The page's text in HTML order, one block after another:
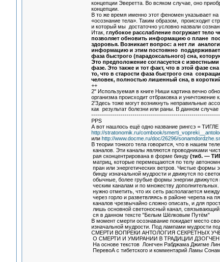
концепции Эверетта. Во всяком случае, оно
концепции.
В то же время именно этот феномен указывает
«осознание тела». Таким образом, происходит
и который мы достаточно условно назвали
Итак, глубокое расслабление погружает тело
позволяет обновить информацию о плане
здоровья. Возникает вопрос: а нет ли
информацию и этим постоянно
фаза быстрого (парадоксального) сна,
Это предположение согласуется с
фазе. Это также и тот факт, что в этой фазе
то, что в старости фаза быстрого сна
человек, полностью лишенный сна, в
++
2" Используемая в книге Ниши картина вечно
организма происходит отбраковка и
2'Здесь тоже могут возникнуть неправильные
как результат болезни или раны. В данном
PPS
А вот нашлось ещё одно название рингсэ = ТИГЛЕ
http://stratonomik.ru/combook/
или http://www.docme.ru/doc/26296/
В теории тонкого тела говорится, что в нашем
каналов. Эти каналы являются проводниками
рая сконцентрирована в форме бинду (тиб. —
матриц, которые перемещаются по телу
пран или энергетических ветров. Чистые формы
бинду изначальной мудрости и движутся по
обычные, более грубые формы энергии движутся
ческим каналам и по множеству
нужно отметить, что их сеть располагается
через горло и разветвляясь в районе черепа на
каналов чрезвычайно сложно описать, и для
лишь основной светоносный канал,
ся в данном тексте "Белым Шёлковым Путём"
В момент смерти осознавание покидает место
изначальной мудрости. Под лампами мудрости
СМЕРТИ ВОПРЕКИ АНТОЛОГИЯ СЕКРЕТНЫХ
О СМЕРТИ И УМИРАНИИ В ТРАДИЦИИ
На основе текстов Лонгчен Рабджама Джигме
ПеревоА с тибетского и комментарий Ламы